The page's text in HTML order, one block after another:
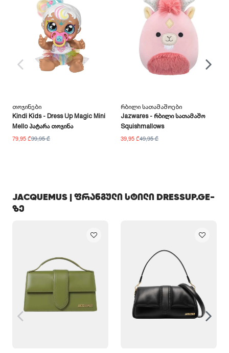
Თოჯინები
Kindi Kids - Dress Up Magic Mini
Mello Პატარა Თოჯინა
79,95 ₾99,95 ₾
Რბილი Სათამაშოები
Jazwares - Რბილი Სათამაშო
Squishmallows
39,95 ₾49,95 ₾
JACQUEMUS | ფრანგული სტილი DRESSUP.GE-
ზე